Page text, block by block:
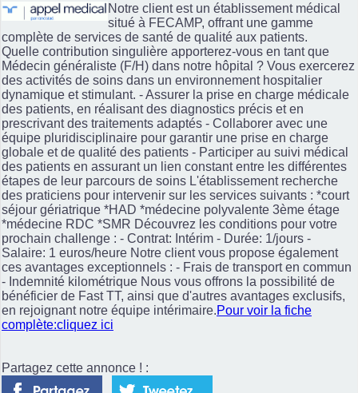
Notre client est un établissement médical
situé à FECAMP, offrant une gamme
complète de services de santé de qualité aux patients.
Quelle contribution singulière apporterez-vous en tant que
Médecin généraliste (F/H) dans notre hôpital ? Vous exercerez
des activités de soins dans un environnement hospitalier
dynamique et stimulant. - Assurer la prise en charge médicale
des patients, en réalisant des diagnostics précis et en
prescrivant des traitements adaptés - Collaborer avec une
équipe pluridisciplinaire pour garantir une prise en charge
globale et de qualité des patients - Participer au suivi médical
des patients en assurant un lien constant entre les différentes
étapes de leur parcours de soins L'établissement recherche
des praticiens pour intervenir sur les services suivants : *court
séjour gériatrique *HAD *médecine polyvalente 3ème étage
*médecine RDC *SMR Découvrez les conditions pour votre
prochain challenge : - Contrat: Intérim - Durée: 1/jours -
Salaire: 1 euros/heure Notre client vous propose également
ces avantages exceptionnels : - Frais de transport en commun
- Indemnité kilométrique Nous vous offrons la possibilité de
bénéficier de Fast TT, ainsi que d'autres avantages exclusifs,
en rejoignant notre équipe intérimaire.Pour voir la fiche
complète:cliquez ici
Partagez cette annonce ! :